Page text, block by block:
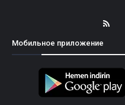
Мобильное приложение